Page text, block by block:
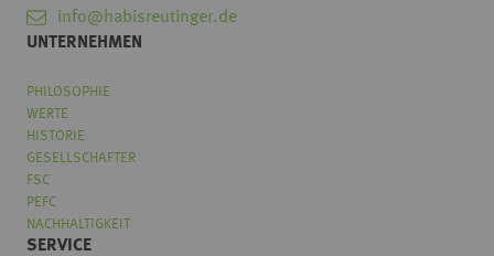
info@habisreutinger.de
UNTERNEHMEN
PHILOSOPHIE
WERTE
HISTORIE
GESELLSCHAFTER
FSC
PEFC
NACHHALTIGKEIT
SERVICE